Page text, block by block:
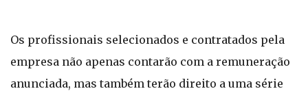
Os profissionais selecionados e contratados pela
empresa não apenas contarão com a remuneração
anunciada, mas também terão direito a uma série